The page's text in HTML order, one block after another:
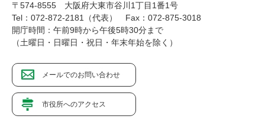
〒574-8555 大阪府大東市谷川1丁目1番1号
Tel：072-872-2181（代表）
Fax：072-875-3018
開庁時間：午前9時から午後5時30分まで
（土曜日・日曜日・祝日・年末年始を除く）
メールでのお問い合わせ
市役所へのアクセス